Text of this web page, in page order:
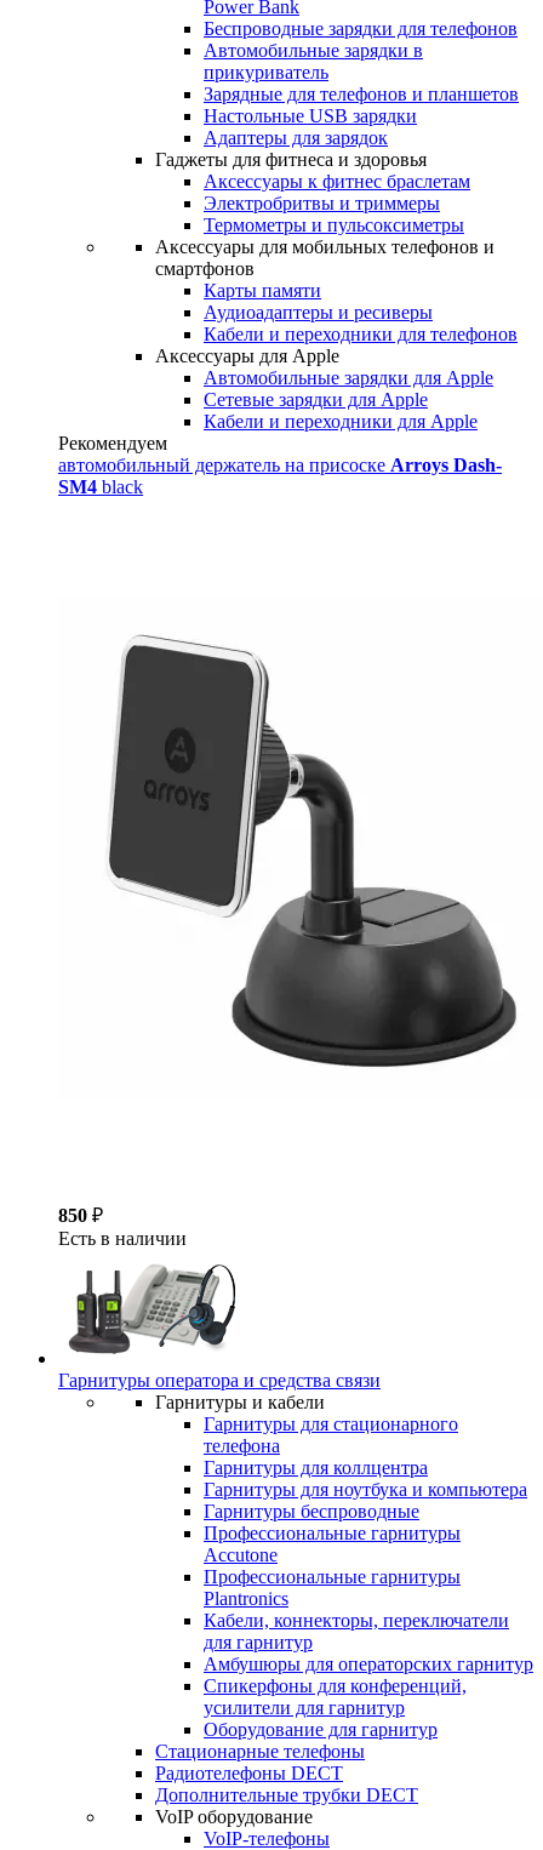
Power Bank
Беспроводные зарядки для телефонов
Автомобильные зарядки в
прикуриватель
Зарядные для телефонов и планшетов
Настольные USB зарядки
Адаптеры для зарядок
Гаджеты для фитнеса и здоровья
Аксессуары к фитнес браслетам
Электробритвы и триммеры
Термометры и пульсоксиметры
Аксессуары для мобильных телефонов и
смартфонов
Карты памяти
Аудиоадаптеры и ресиверы
Кабели и переходники для телефонов
Аксессуары для Apple
Автомобильные зарядки для Apple
Сетевые зарядки для Apple
Кабели и переходники для Apple
Рекомендуем
автомобильный держатель на присоске Arroys Dash-
SM4 black
850 ₽
Есть в наличии
Гарнитуры оператора и средства связи
Гарнитуры и кабели
Гарнитуры для стационарного
телефона
Гарнитуры для коллцентра
Гарнитуры для ноутбука и компьютера
Гарнитуры беспроводные
Профессиональные гарнитуры
Accutone
Профессиональные гарнитуры
Plantronics
Кабели, коннекторы, переключатели
для гарнитур
Амбушюры для операторских гарнитур
Cпикерфоны для конференций,
усилители для гарнитур
Оборудование для гарнитур
Стационарные телефоны
Радиотелефоны DECT
Дополнительные трубки DECT
VoIP оборудование
VoIP-телефоны